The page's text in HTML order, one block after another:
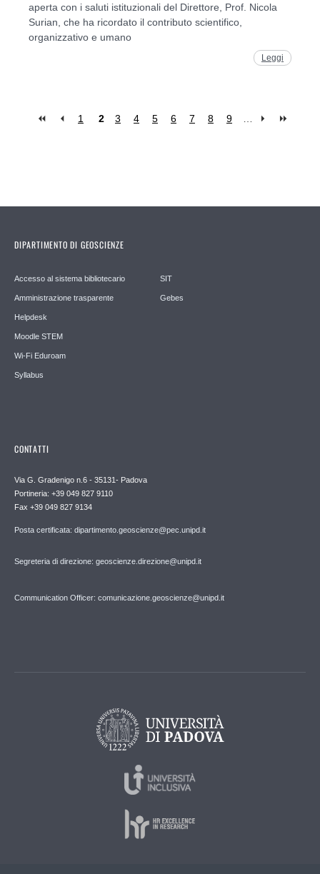
aperta con i saluti istituzionali del Direttore, Prof. Nicola
Surian, che ha ricordato il contributo scientifico,
organizzativo e umano
Leggi
1 2 3 4 5 6 7 8 9
DIPARTIMENTO DI GEOSCIENZE
Accesso al sistema bibliotecario
Amministrazione trasparente
Helpdesk
Moodle STEM
Wi-Fi Eduroam
Syllabus
SIT
Gebes
CONTATTI
Via G. Gradenigo n.6 - 35131- Padova
Portineria: +39 049 827 9110
Fax +39 049 827 9134
Posta certificata: dipartimento.geoscienze@pec.unipd.it
Segreteria di direzione: geoscienze.direzione@unipd.it
Communication Officer: comunicazione.geoscienze@unipd.it